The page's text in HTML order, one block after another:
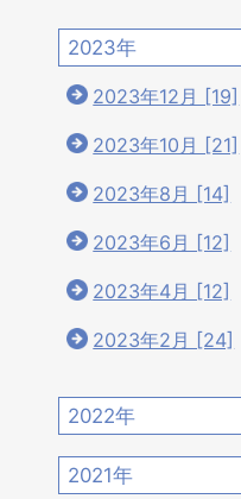
2023年
2023年12月 [19]
2023年10月 [21]
2023年8月 [14]
2023年6月 [12]
2023年4月 [12]
2023年2月 [24]
2022年
2022年12月 [15]
2021年